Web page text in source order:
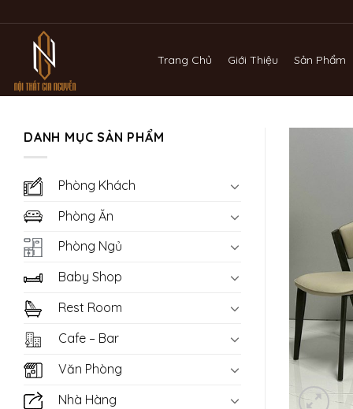
qua
Trang Chủ Giới Thiệu Sản Phẩm
DANH MỤC SẢN PHẨM
Phòng Khách
Phòng Ăn
Phòng Ngủ
Baby Shop
Rest Room
Cafe – Bar
Văn Phòng
Nhà Hàng